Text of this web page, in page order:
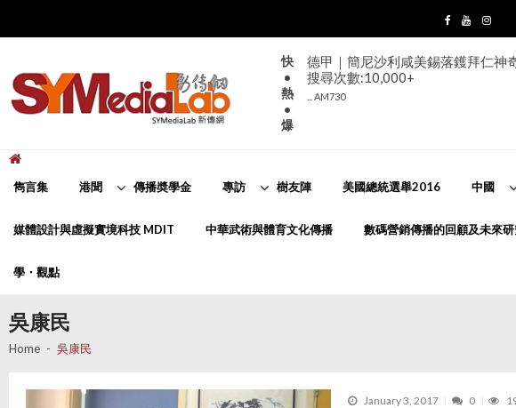
navigation
content
快
•
熱
•
爆
德甲｜簡尼沙利咸美錫落鑊拜仁神
搜尋次數:10,000+
... AM730
雋言集 港聞 傳播奬學金 專訪 樹友陣 美國總統選舉2016 中國
媒體設計與虛擬實境科技 MDIT 中華武術與體育文化傳播 數碼營銷傳播的回顧及未來
學・觀點
吳康民
Home 吳康民
January 3, 2017 0